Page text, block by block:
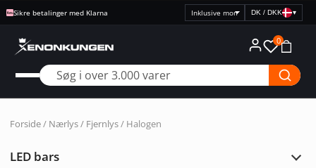
Sikre betalinger med Klarna
Vælg
DK / DKK ▾
0
Forside/ Nærlys / Fjernlys/ Halogen
LED bars